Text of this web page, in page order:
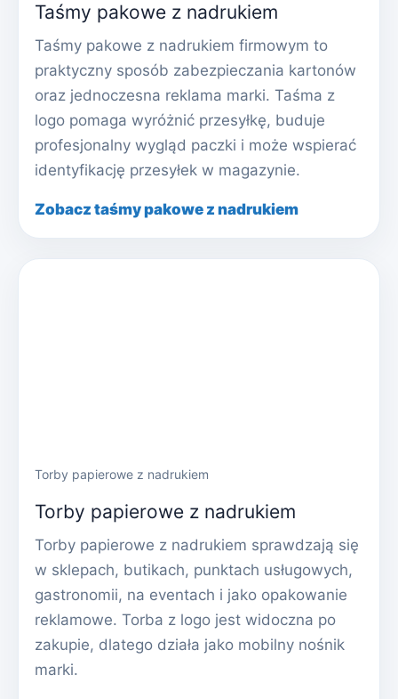
Taśmy pakowe z nadrukiem
Taśmy pakowe z nadrukiem firmowym to
praktyczny sposób zabezpieczania kartonów
oraz jednoczesna reklama marki. Taśma z
logo pomaga wyróżnić przesyłkę, buduje
profesjonalny wygląd paczki i może wspierać
identyfikację przesyłek w magazynie.
Zobacz taśmy pakowe z nadrukiem
Torby papierowe z nadrukiem
Torby papierowe z nadrukiem
Torby papierowe z nadrukiem sprawdzają się
w sklepach, butikach, punktach usługowych,
gastronomii, na eventach i jako opakowanie
reklamowe. Torba z logo jest widoczna po
zakupie, dlatego działa jako mobilny nośnik
marki.